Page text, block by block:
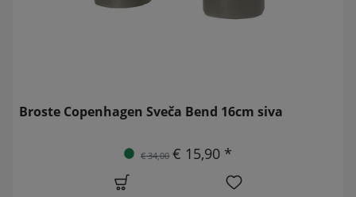
Broste Copenhagen Sveča Bend 16cm siva
€ 34,00 € 15,90 *